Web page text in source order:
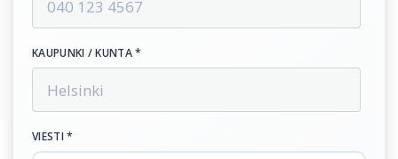
KAUPUNKI / KUNTA *
VIESTI *